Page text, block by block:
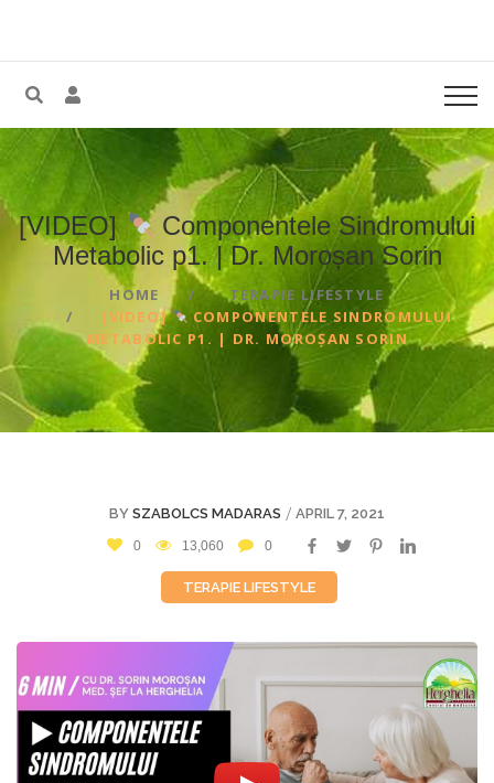
[VIDEO]
Componentele Sindromului
Metabolic p1. | Dr. MoroșanSorin
HOME
TERAPIE LIFESTYLE
[VIDEO]
COMPONENTELE SINDROMULUI
METABOLIC P1. | DR. MOROȘAN SORIN
BY SZABOLCS MADARAS / APRIL 7, 2021
0 13,060 0
TERAPIE LIFESTYLE